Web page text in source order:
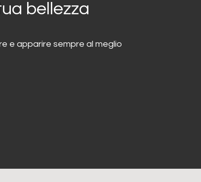
bellezza
e apparire sempre al meglio